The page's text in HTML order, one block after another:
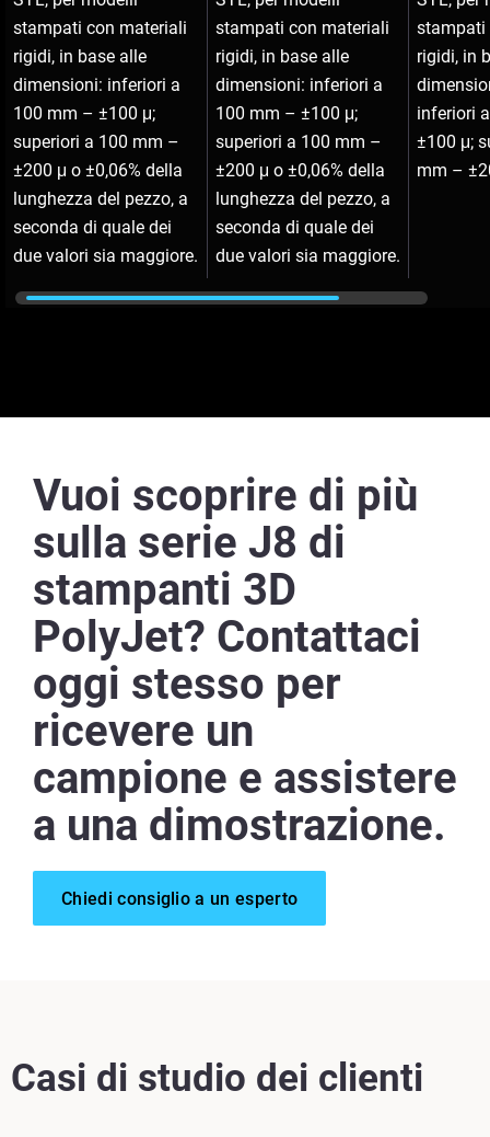
stampati con materiali
rigidi, in base alle
dimensioni: inferiori a
100 mm – ±100 μ;
superiori a 100 mm –
±200 μ o ±0,06% della
lunghezza del pezzo, a
seconda di quale dei
due valori sia maggiore.
stampati con materiali
rigidi, in base alle
dimensioni: inferiori a
100 mm – ±100 μ;
superiori a 100 mm –
±200 μ o ±0,06% della
lunghezza del pezzo, a
seconda di quale dei
due valori sia maggiore.
stampati
rigidi, in
inferiori
±100 μ;
mm –
Vuoi scoprire di più
sulla serie J8 di
stampanti 3D
PolyJet? Contattaci
oggi stesso per
ricevere un
campione e assistere
a una dimostrazione.
Chiedi consiglio a un esperto
Casi di studio dei clienti